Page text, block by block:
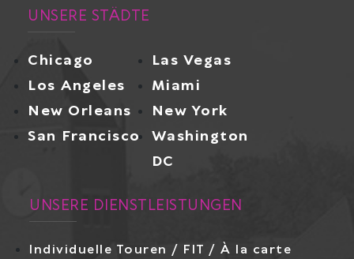
UNSERE STÄDTE
Chicago
Las Vegas
Los Angeles
Miami
New Orleans
New York
San Francisco Washington
DC
UNSERE DIENSTLEISTUNGEN
Individuelle Touren / FIT / À la carte